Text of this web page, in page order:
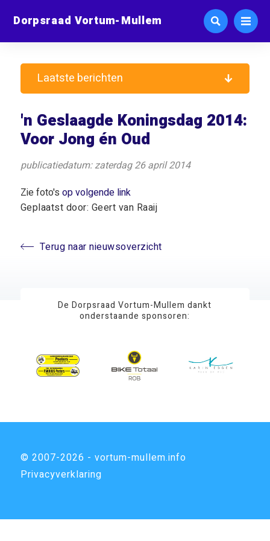
Dorpsraad Vortum-Mullem
'n Geslaagde Koningsdag 2014:
Voor Jong én Oud
publicatiedatum: zaterdag 26 april 2014
Zie foto's op volgende link
Geplaatst door: Geert van Raaij
Terug naar nieuwsoverzicht
Laatste berichten
De Dorpsraad Vortum-Mullem dankt
onderstaande sponsoren:
© 2007-2026 - vortum-mullem.info
Privacyverklaring